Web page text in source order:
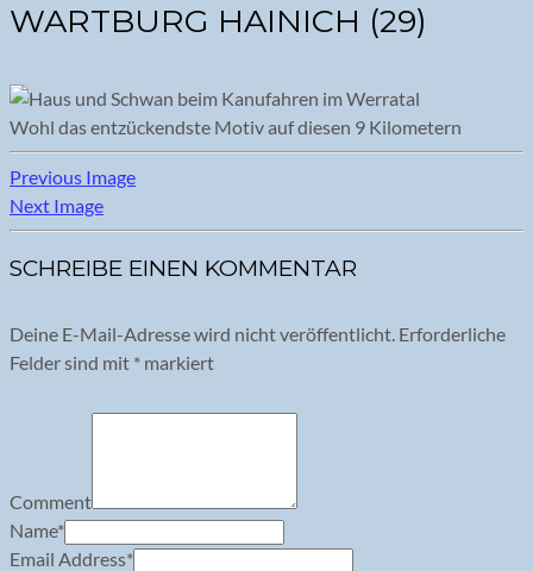
WARTBURG HAINICH (29)
Wohl das entzückendste Motiv auf diesen 9 Kilometern
Previous Image
Next Image
SCHREIBE EINEN KOMMENTAR
Deine E-Mail-Adresse wird nicht veröffentlicht. Erforderliche
Felder sind mit * markiert
Comment
Name*
Email Address*